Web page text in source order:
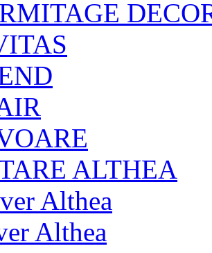
ALTHEA
Althea
Althea